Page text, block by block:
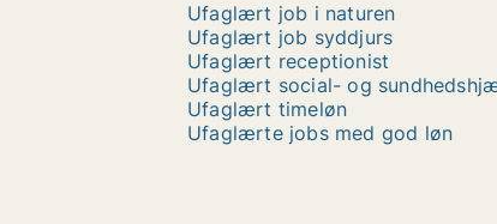
Ufaglært job i naturen
Ufaglært job syddjurs
Ufaglært receptionist
Ufaglært social- og
Ufaglært timeløn
Ufaglærte jobs med god løn